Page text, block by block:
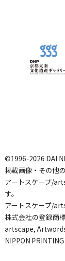
©1996-2026 DAI
掲載画像・その他
アートスケープ/
す。
アートスケープ/
株式会社の登録商標
artscape,
NIPPON